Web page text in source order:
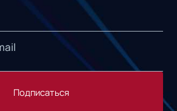
Подписаться